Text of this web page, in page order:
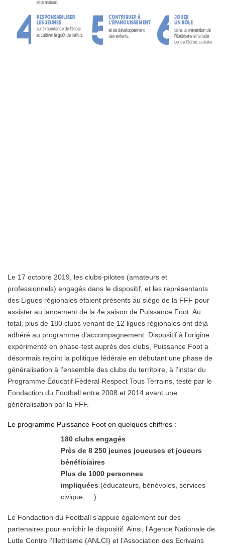
Le 17 octobre 2019, les clubs-pilotes (amateurs et
professionnels) engagés dans le dispositif, et les représentants
des Ligues régionales étaient présents au siège de la FFF pour
assister au lancement de la 4e saison de Puissance Foot. Au
total, plus de 180 clubs venant de 12 ligues régionales ont déjà
adhéré au programme d’accompagnement. Dispositif à l'origine
expérimenté en phase-test auprès des clubs, Puissance Foot a
désormais rejoint la politique fédérale en débutant une phase de
généralisation à l'ensemble des clubs du territoire, à l’instar du
Programme Éducatif Fédéral Respect Tous Terrains, testé par le
Fondaction du Football entre 2008 et 2014 avant une
généralisation par la FFF.
Le programme Puissance Foot en quelques chiffres :
180 clubs engagés
Près de 8 250 jeunes joueuses et joueurs
bénéficiaires
Plus de 1000 personnes
impliquées (éducateurs, bénévoles, services
civique, …)
Le Fondaction du Football s’appuie également sur des
partenaires pour enrichir le dispositif. Ainsi, l’Agence Nationale de
Lutte Contre l’Illettrisme (ANLCI) et l’Association des Ecrivains